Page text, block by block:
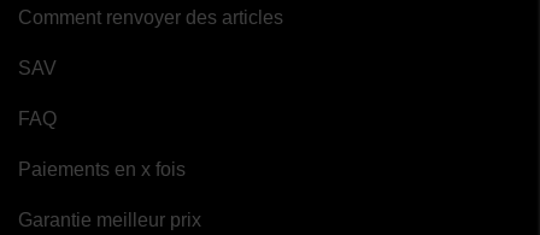
Comment renvoyer des articles
SAV
FAQ
Paiements en x fois
Garantie meilleur prix